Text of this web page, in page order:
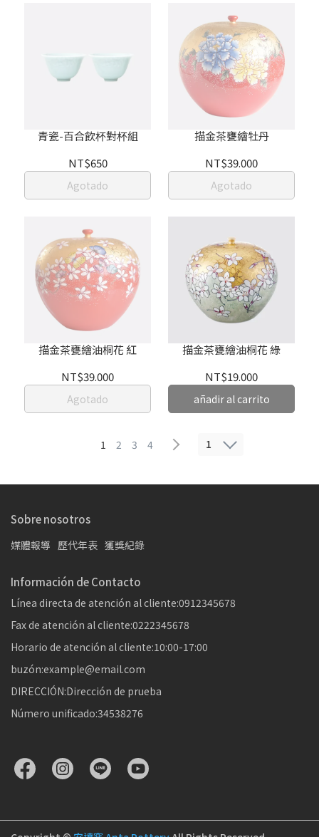
青瓷-百合飲杯對杯組
NT$650
Agotado
描金茶甕繪牡丹
NT$39.000
Agotado
描金茶甕繪油桐花 紅
NT$39.000
Agotado
描金茶甕繪油桐花 綠
NT$19.000
añadir al carrito
1 2 3 4 1
Sobre nosotros
媒體報導 歷代年表 獲獎紀錄
Información de Contacto
Línea directa de atención al cliente:0912345678
Fax de atención al cliente:0222345678
Horario de atención al cliente:10:00-17:00
buzón:example@email.com
DIRECCIÓN:Dirección de prueba
Número unificado:34538276